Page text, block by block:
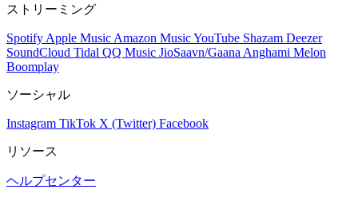
ストリーミング
Spotify Apple Music Amazon MusicYouTube Shazam Deezer
SoundCloud Tidal QQ Music JioSaavn/Gaana Anghami Melon
Boomplay
ソーシャル
Instagram TikTok X (Twitter) Facebook
リソース
ヘルプセンター